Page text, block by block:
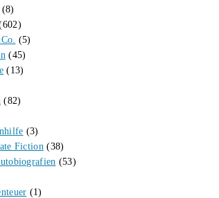
(8)
(5)
(45)
(13)
(82)
(3)
Fiction (38)
(53)
(1)